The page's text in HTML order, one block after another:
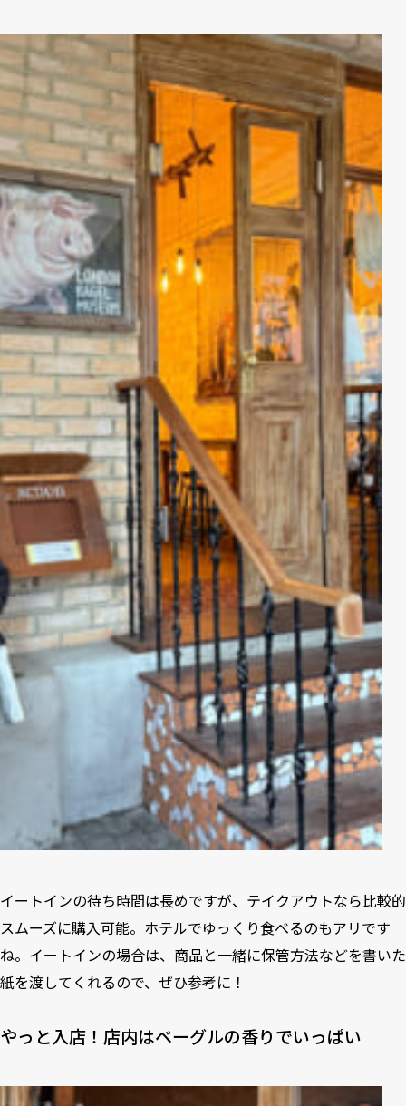
イートインの待ち時間は長めですが、テイクアウトなら比較的
スムーズに購入可能。ホテルでゆっくり食べるのもアリです
ね。イートインの場合は、商品と一緒に保管方法などを書いた
紙を渡してくれるので、ぜひ参考に！
やっと入店！店内はベーグルの香りでいっぱい